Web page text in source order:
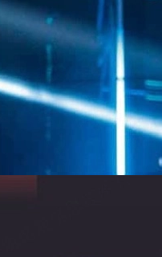
David William
Major: bản lĩnh,